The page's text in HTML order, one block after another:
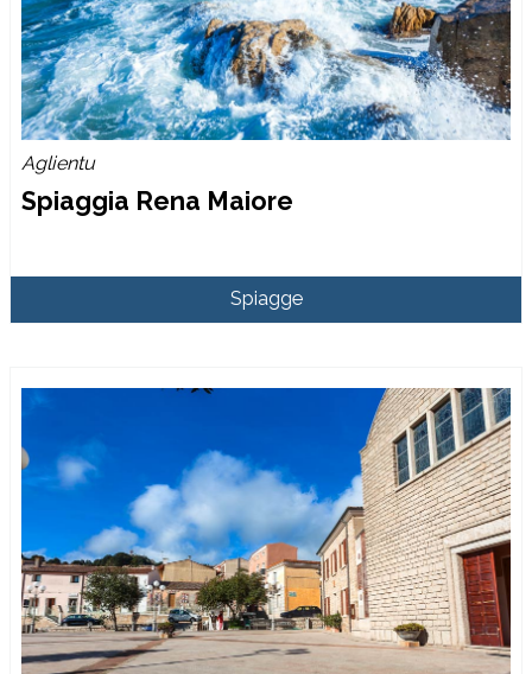
Aglientu
Spiaggia Rena Maiore
Spiagge